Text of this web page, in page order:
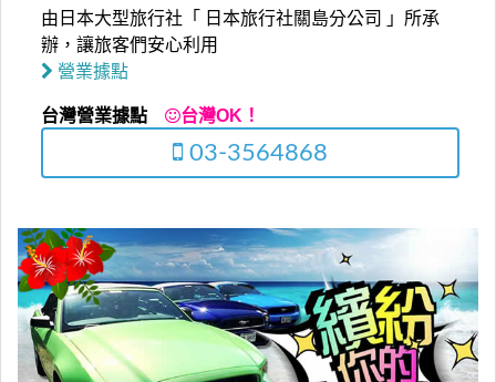
由日本大型旅行社「 日本旅行社關島分公司 」所承
辦，讓旅客們安心利用
營業據點
台灣營業據點 台灣OK！
03-3564868